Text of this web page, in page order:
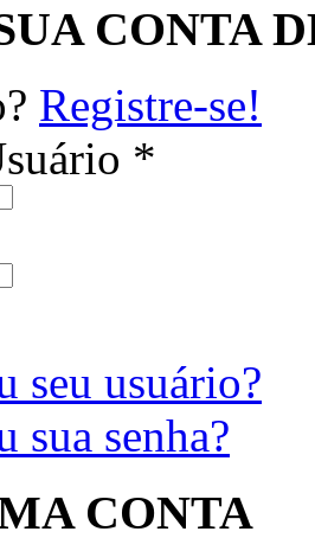
CONTA
Registre-se!
*
seu usuário?
sua senha?
CONTA